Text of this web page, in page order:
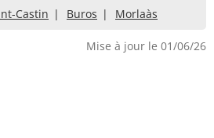
Castin Buros Morlaàs
Mise à jour le 01/06/26